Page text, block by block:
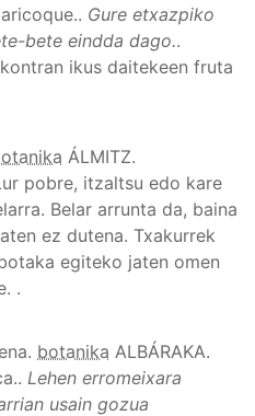
. Gure etxazpiko
bete eindda dago..
ikus daitekeen fruta
ÁLMITZ.
pobre, itzaltsu edo kare
Belar arrunta da, baina
ez dutena. Txakurrek
egiteko jaten omen
.
botanika ALBÁRAKA.
. Lehen erromeixara
usain gozua